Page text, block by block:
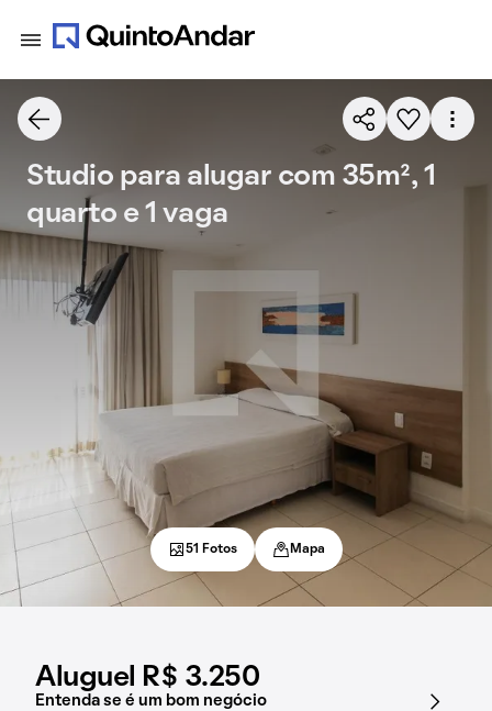
Aluguel R$ 3.250
Entenda se é um bom negócio
Studio para alugar com 35m², 1
quarto e 1 vaga
51 Fotos Mapa